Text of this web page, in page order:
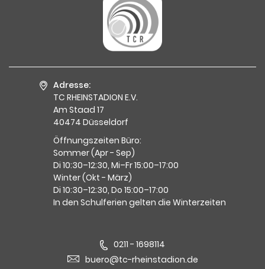
Adresse:
TC RHEINSTADION E.V.
Am Staad 17
40474 Düsseldorf
Öffnungszeiten Büro:
Sommer (Apr - Sep)
Di 10:30–12:30, Mi–Fr 15:00–17:00
Winter (Okt - März)
Di 10:30–12:30, Do 15:00–17:00
In den Schulferien gelten die Winterzeiten
0211 - 1698114
buero@tc-rheinstadion.de